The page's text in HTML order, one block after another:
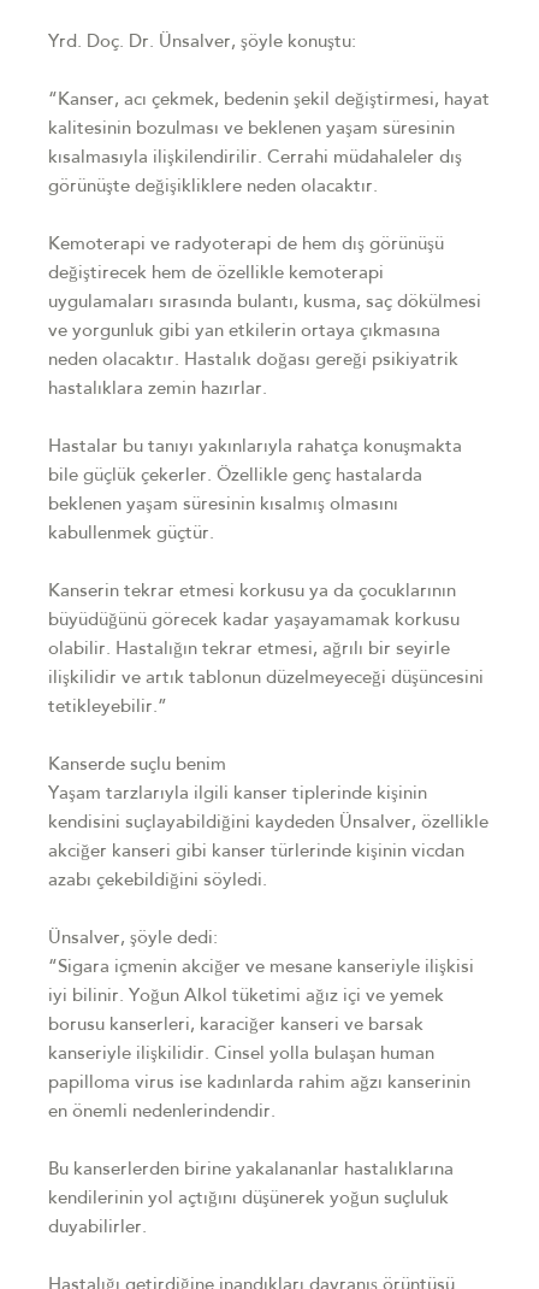
Yrd. Doç. Dr. Ünsalver, şöyle konuştu:
“Kanser, acı çekmek, bedenin şekil değiştirmesi, hayat
kalitesinin bozulması ve beklenen yaşam süresinin
kısalmasıyla ilişkilendirilir. Cerrahi müdahaleler dış
görünüşte değişikliklere neden olacaktır.
Kemoterapi ve radyoterapi de hem dış görünüşü
değiştirecek hem de özellikle kemoterapi
uygulamaları sırasında bulantı, kusma, saç dökülmesi
ve yorgunluk gibi yan etkilerin ortaya çıkmasına
neden olacaktır. Hastalık doğası gereği psikiyatrik
hastalıklara zemin hazırlar.
Hastalar bu tanıyı yakınlarıyla rahatça konuşmakta
bile güçlük çekerler. Özellikle genç hastalarda
beklenen yaşam süresinin kısalmış olmasını
kabullenmek güçtür.
Kanserin tekrar etmesi korkusu ya da çocuklarının
büyüdüğünü görecek kadar yaşayamamak korkusu
olabilir. Hastalığın tekrar etmesi, ağrılı bir seyirle
ilişkilidir ve artık tablonun düzelmeyeceği düşüncesini
tetikleyebilir.”
Kanserde suçlu benim
Yaşam tarzlarıyla ilgili kanser tiplerinde kişinin
kendisini suçlayabildiğini kaydeden Ünsalver, özellikle
akciğer kanseri gibi kanser türlerinde kişinin vicdan
azabı çekebildiğini söyledi.
Ünsalver, şöyle dedi:
“Sigara içmenin akciğer ve mesane kanseriyle ilişkisi
iyi bilinir. Yoğun Alkol tüketimi ağız içi ve yemek
borusu kanserleri, karaciğer kanseri ve barsak
kanseriyle ilişkilidir. Cinsel yolla bulaşan human
papilloma virus ise kadınlarda rahim ağzı kanserinin
en önemli nedenlerindendir.
Bu kanserlerden birine yakalananlar hastalıklarına
kendilerinin yol açtığını düşünerek yoğun suçluluk
duyabilirler.